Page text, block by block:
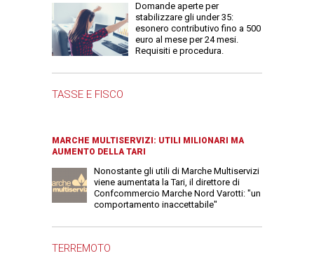
Domande aperte per
stabilizzare gli under 35:
esonero contributivo fino a 500
euro al mese per 24 mesi.
Requisiti e procedura.
TASSE E FISCO
MARCHE MULTISERVIZI: UTILI MILIONARI MA
AUMENTO DELLA TARI
Nonostante gli utili di Marche Multiservizi
viene aumentata la Tari, il direttore di
Confcommercio Marche Nord Varotti: "un
comportamento inaccettabile"
TERREMOTO